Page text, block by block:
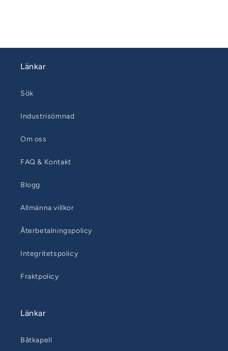
Länkar
Sök
Industrisömnad
Om oss
FAQ & Kontakt
Blogg
Allmänna villkor
Återbetalningspolicy
Integritetspolicy
Fraktpolicy
Länkar
Båtkapell